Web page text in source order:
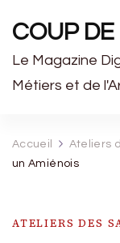
COUP DE
Le Magazine
Métiers et de
Accueil Ateliers
un Amiénois
ATELIERS DES